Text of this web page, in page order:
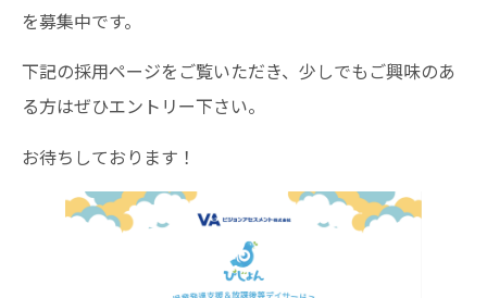
を募集中です。
下記の採用ページをご覧いただき、少しでもご興味のあ
る方はぜひエントリー下さい。
お待ちしております！